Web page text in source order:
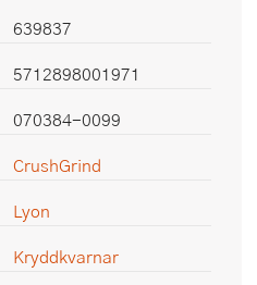
639837
5712898001971
070384-0099
CrushGrind
Lyon
Kryddkvarnar